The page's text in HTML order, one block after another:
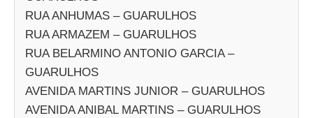
RUA ANHUMAS – GUARULHOS
RUA ARMAZEM – GUARULHOS
RUA BELARMINO ANTONIO GARCIA –
GUARULHOS
AVENIDA MARTINS JUNIOR – GUARULHOS
AVENIDA ANIBAL MARTINS – GUARULHOS